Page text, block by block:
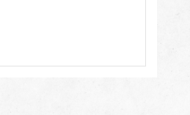
本學程將訓練國際學
的中文程度，也將
同時提升本地與非本